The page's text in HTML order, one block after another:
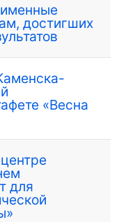
достигших
«Весна
для